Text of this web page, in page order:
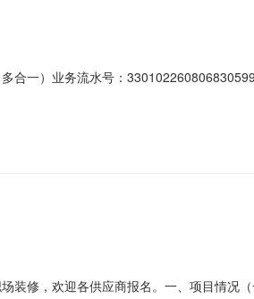
合一）业务流水号：
系统中合同开工日期、合同竣工日期，需
装修，欢迎各供应商报名。一、项目情况